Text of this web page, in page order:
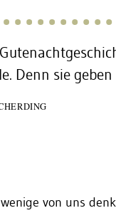
Denn sie
von uns